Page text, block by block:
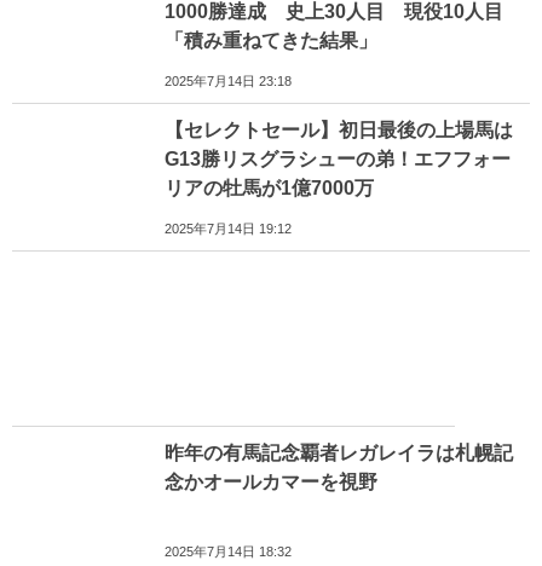
1000勝達成 史上30人目 現役10人目
「積み重ねてきた結果」
2025年7月14日 23:18
【セレクトセール】初日最後の上場馬は
G13勝リスグラシューの弟！エフフォー
リアの牡馬が1億7000万
2025年7月14日 19:12
昨年の有馬記念覇者レガレイラは札幌記
念かオールカマーを視野
2025年7月14日 18:32